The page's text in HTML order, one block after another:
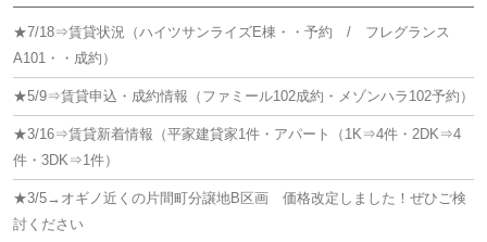
★7/18⇒賃貸状況（ハイツサンライズE棟・・予約 / フレグランス
A101・・成約）
★5/9⇒賃貸申込・成約情報（ファミール102成約・メゾンハラ102予約）
★3/16⇒賃貸新着情報（平家建貸家1件・アパート（1K⇒4件・2DK⇒4
件・3DK⇒1件）
★3/5→オギノ近くの片間町分譲地B区画 価格改定しました！ぜひご検
討ください